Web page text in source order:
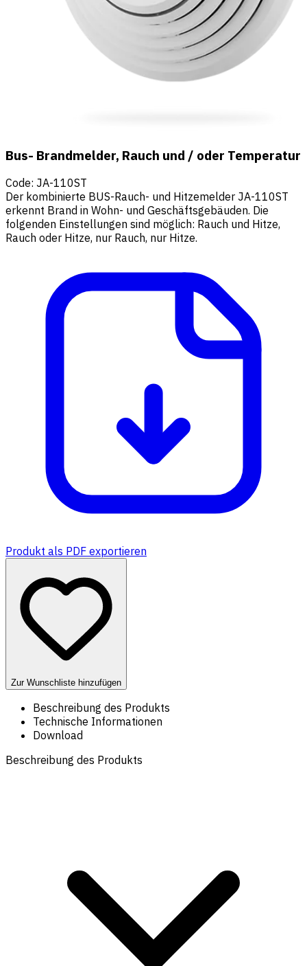
Bus- Brandmelder, Rauch und / oder Temperatur
Code: JA-110ST
Der kombinierte BUS-Rauch- und Hitzemelder JA-110ST
erkennt Brand in Wohn- und Geschäftsgebäuden. Die
folgenden Einstellungen sind möglich: Rauch und Hitze,
Rauch oder Hitze, nur Rauch, nur Hitze.
Produkt als PDF exportieren
Zur Wunschliste hinzufügen
Beschreibung des Produkts
Technische Informationen
Download
Beschreibung des Produkts